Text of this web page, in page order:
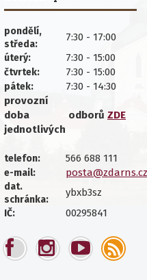
pondělí,
středa:
7:30 - 17:00
úterý: 7:30 - 15:00
čtvrtek: 7:30 - 15:00
pátek:
7:30 - 14:30
provozní
doba
jednotlivých
odborů ZDE
telefon: 566 688 111
e-mail: posta@zdarns.cz
dat.
schránka:
ybxb3sz
IČ: 00295841